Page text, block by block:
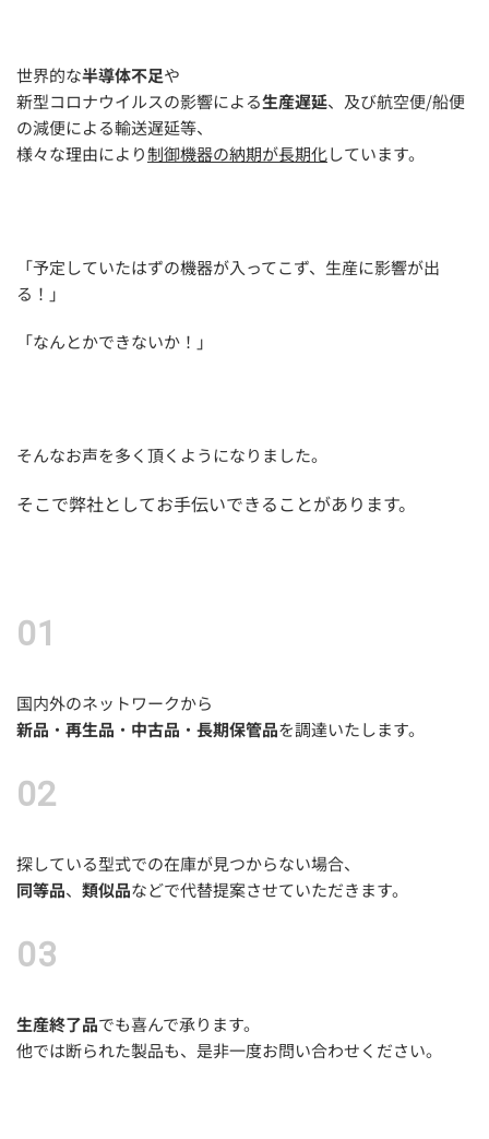
世界的な半導体不足や
新型コロナウイルスの影響による生産遅延、及び航空便/船便
の減便による輸送遅延等、
様々な理由により制御機器の納期が長期化しています。
「予定していたはずの機器が入ってこず、生産に影響が出
る！」
「なんとかできないか！」
そんなお声を多く頂くようになりました。
そこで弊社としてお手伝いできることがあります。
国内外のネットワークから
新品 ・ 再生品 ・ 中古品 ・ 長期保管品を調達いたします。
探している型式での在庫が見つからない場合、
同等品、 類似品などで代替提案させていただきます。
生産終了品でも喜んで承ります。
他では断られた製品も、是非一度お問い合わせください。